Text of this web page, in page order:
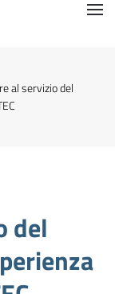
al servizio del
del